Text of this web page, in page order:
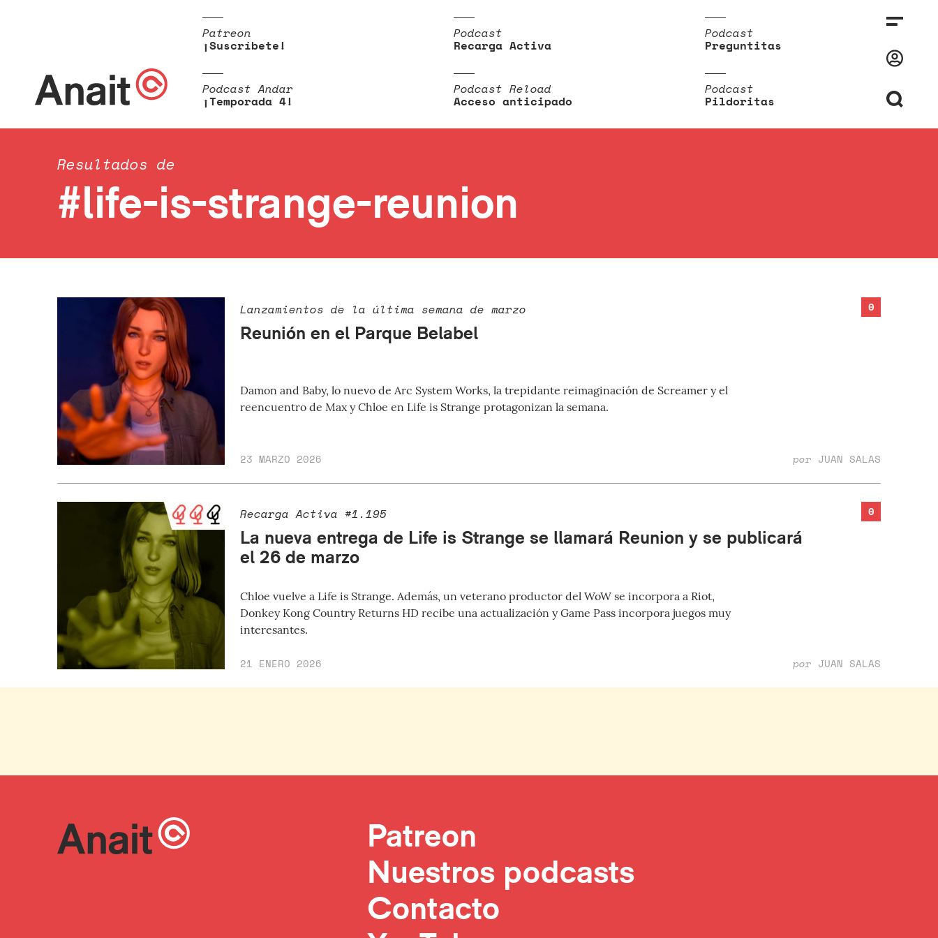
Patreon
¡Suscríbete!
Podcast
Recarga Activa
Podcast
Preguntitas
Podcast Andar
¡Temporada 4!
Podcast Reload
Acceso anticipado
Podcast
Pildoritas
Resultados de
#life-is-strange-reunion
0
Lanzamientos de la última semana de marzo
Reunión en el Parque Belabel
Damon and Baby, lo nuevo de Arc System Works, la trepidante reimaginación de Screamer y el
reencuentro de Max y Chloe en Life is Strange protagonizan la semana.
23 MARZO 2026 por JUAN SALAS
0
Recarga Activa #1.195
La nueva entrega de Life is Strange se llamará Reunion y se publicará
el 26 de marzo
Chloe vuelve a Life is Strange. Además, un veterano productor del WoW se incorpora a Riot,
Donkey Kong Country Returns HD recibe una actualización y Game Pass incorpora juegos muy
interesantes.
21 ENERO 2026 por JUAN SALAS
Patreon
Nuestros podcasts
Contacto